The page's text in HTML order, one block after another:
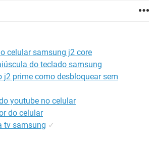
celular samsung j2 core
do teclado samsung
j2 prime como desbloquear sem
youtube no celular
do celular
tv samsung ✓